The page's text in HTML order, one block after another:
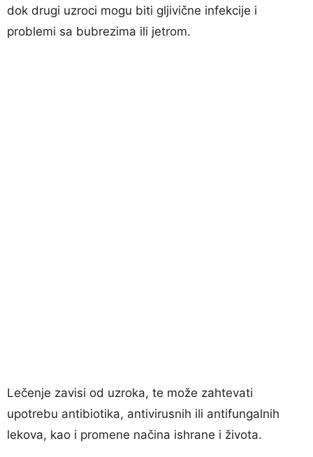
dok drugi uzroci mogu biti gljivične infekcije i
problemi sa bubrezima ili jetrom.
Lečenje zavisi od uzroka, te može zahtevati
upotrebu antibiotika, antivirusnih ili antifungalnih
lekova, kao i promene načina ishrane i života.